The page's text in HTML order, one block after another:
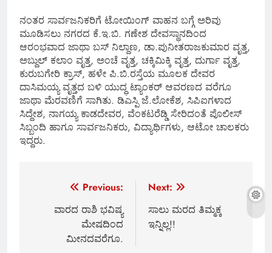
ನಂತರ ಸಾರ್ವಜನಿಕರಿಗೆ ಟೋಯಿಂಗ್ ವಾಹನ ಬಗ್ಗೆ ಅರಿವು
ಮೂಡಿಸಲು ನಗರದ ಕೆ.ಇ.ಬಿ. ಗಣೇಶ ದೇವಸ್ಥಾನದಿಂದ
ಆರಂಭವಾದ ಜಾಥಾ ಬಸ್ ನಿಲ್ದಾಣ, ಡಾ.ಪುನೀತರಾಜಕುಮಾರ ವೃತ್ತ,
ಅಬ್ದುಲ್ ಕಲಾಂ ವೃತ್ತ, ಅಂಚೆ ವೃತ್ತ, ಚಕ್ಕಿಮಿಕ್ಕಿ ವೃತ್ತ, ದುರ್ಗಾ ವೃತ್ತ,
ಕುರುಬಗೇರಿ ಕ್ರಾಸ್‌, ಹಳೇ ಪಿ.ಬಿ.ರಸ್ತೆಯ ಮೂಲಕ ದೇವರ
ದಾಸಿಮಯ್ಯ ವೃತ್ತದ ಬಳಿ ಯುದ್ಧ ಟ್ಯಾಂಕರ್ ಆವರಣದ ವರೆಗೂ
ಜಾಥಾ ಮೆರವಣಿಗೆ ಸಾಗಿತು. ಡಿಎಸ್ಪಿ ಜೆ.ಲೋಕೆಶ, ಸಿಪಿಐಗಳಾದ
ಸಿದ್ದೇಶ, ನಾಗಯ್ಯ ಕಾಡದೇವರ, ವೆಂಕಟರೆಡ್ಡಿ ಸೇರಿದಂತೆ ಪೊಲೀಸ್
ಸಿಬ್ಬಂದಿ ಹಾಗೂ ಸಾರ್ವಜನಿಕರು, ವಿದ್ಯಾರ್ಥಿಗಳು, ಆಟೋ ಚಾಲಕರು
ಇದ್ದರು.
navigation
Previous:
ವಾರದ ರಾಶಿ ಭವಿಷ್ಯ
ಮೇಷದಿಂದ
ಮೀನದವರೆಗೂ.
Next:
ಸಾಲು ಮರದ ತಿಮ್ಮಕ್ಕ
ಇನ್ನಿಲ್ಲ!!